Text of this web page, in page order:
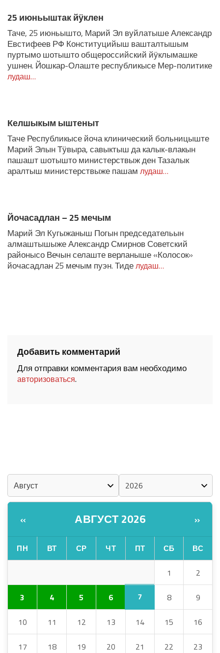
25 июньыштак йӱклен
Таче, 25 июньышто, Марий Эл вуйлатыше Александр
Евстифеев РФ Конституцийыш вашталтышым
пуртымо шотышто общероссийский йӱклымашке
ушнен. Йошкар-Олаште республикысе Мер-политике
лудаш…
Келшыкым ыштеныт
Таче Республикысе йоча клинический больницыште
Марий Элын Тӱвыра, савыктыш да калык-влакын
пашашт шотышто министерствыж ден Тазалык
аралтыш министерствыже пашам лудаш…
Йочасадлан – 25 мечым
Марий Эл Кугыжаныш Погын председательын
алмаштышыже Александр Смирнов Советский
районысо Вечын селаште верланыше «Колосок»
йочасадлан 25 мечым пуэн. Тиделудаш…
Добавить комментарий
Для отправки комментария вам необходимо
авторизоваться.
« АВГУСТ 2026 »
ПН ВТ СР ЧТ ПТ СБ ВС
1 2
3 4 5 6 7 8 9
10 11 12 13 14 15 16
17 18 19 20 21 22 23